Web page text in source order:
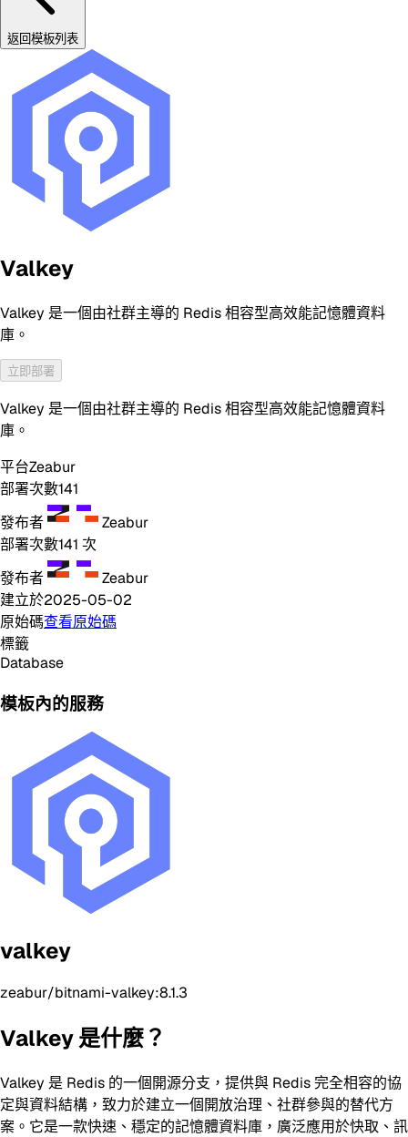
返回模板列表
Valkey
Valkey 是一個由社群主導的 Redis 相容型高效能記憶體資料
庫。
立即部署
Valkey 是一個由社群主導的 Redis 相容型高效能記憶體資料
庫。
平台Zeabur
部署次數141
發布者
Zeabur
部署次數141 次
發布者
Zeabur
建立於2025-05-02
原始碼查看原始碼
標籤
Database
模板內的服務
valkey
zeabur/bitnami-valkey:8.1.3
Valkey 是什麼？
Valkey 是 Redis 的一個開源分支，提供與 Redis 完全相容的協
定與資料結構，致力於建立一個開放治理、社群參與的替代方
案。它是一款快速、穩定的記憶體資料庫，廣泛應用於快取、訊